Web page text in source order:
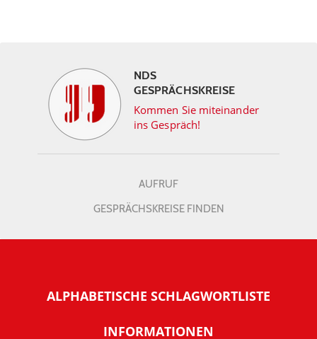
NDS
GESPRÄCHSKREISE
Kommen Sie miteinander
ins Gespräch!
AUFRUF
GESPRÄCHSKREISE FINDEN
ALPHABETISCHE SCHLAGWORTLISTE
INFORMATIONEN